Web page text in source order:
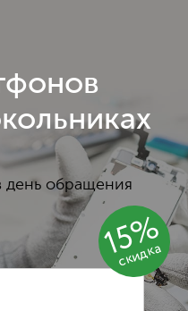
15%
скидка
день обращения